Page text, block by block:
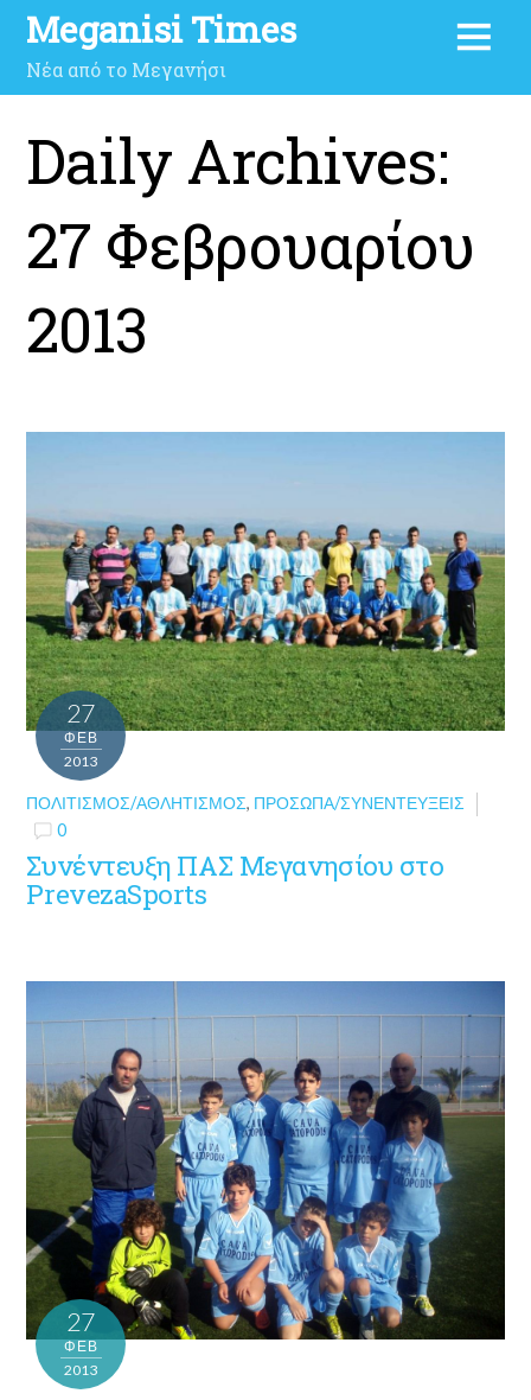
Meganisi Times
Νέα από το Μεγανήσι
Daily Archives:
27 Φεβρουαρίου
2013
27
ΦΕΒ
2013
ΠΟΛΙΤΙΣΜΌΣ/ΑΘΛΗΤΙΣΜΌΣ, ΠΡΌΣΩΠΑ/ΣΥΝΕΝΤΕΎΞΕΙΣ
0
Συνέντευξη ΠΑΣ Μεγανησίου στο
PrevezaSports
27
ΦΕΒ
2013